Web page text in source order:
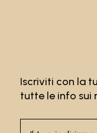
Iscriviti con la
tutte le info sui